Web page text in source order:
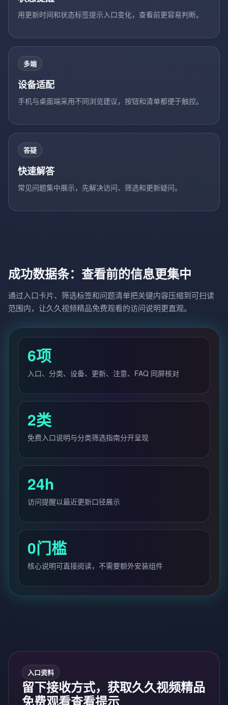
用更新时间和状态标签提示入口变化，查看前更容易判断。
多端
设备适配
手机与桌面端采用不同浏览建议，按钮和清单都便于触控。
答疑
快速解答
常见问题集中展示，先解决访问、筛选和更新疑问。
成功数据条：查看前的信息更集中
通过入口卡片、筛选标签和问题清单把关键内容压缩到可扫读
范围内，让久久视频精品免费观看的访问说明更直观。
6项
入口、分类、设备、更新、注意、FAQ 同屏核对
2类
免费入口说明与分类筛选指南分开呈现
24h
访问提醒以最近更新口径展示
0门槛
核心说明可直接阅读，不需要额外安装组件
入口资料
留下接收方式，获取久久视频精品
免费观看查看提示